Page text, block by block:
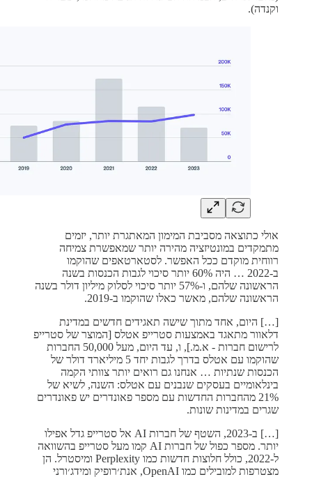
וקנדה).
אולי כתוצאה מסביבת המימון המאתגרת יותר, יזמים
מתמקדים במונטיזציה מהירה יותר שמאפשרת צמיחה
רווחית מוקדם ככל האפשר. לסטארטאפים שהוקמו
ב-2022 … היה 60% יותר סיכוי לגבות הכנסות בשנה
הראשונה שלהם, ו-57% יותר סיכוי לסלוק מיליון דולר בשנה
הראשונה שלהם, מאשר כאלו שהוקמו ב-2019.
[…] היום, אחד מתוך שישה תאגידים חדשים במדינת
דלאוור מתאגד באמצעות סטרייפ אטלס [המוצר של סטרייפ
לרישום חברות - א.מ.], ו, עד היום, מעל 50,000 החברות
שהוקמו עם אטלס בדרך לגבות יחד 5 מיליארד דולר של
הכנסות שנתיות … אנחנו גם רואים יותר צוותי הקמה
בינלאומיים בעסקים שנבנים עם אטלס: השנה, לשיא של
21% מהחברות החדשות עם מספר פאונדרים יש פאונדרים
שגרים במדינות שונות.
[…] ב-2023, השטף של חברות AI אל סטרייפ גדל אפילו
יותר. מספר כפול של חברות AI קמו מעל סטרייפ בהשוואה
ל-2022, כולל חלוצות חדשות כמו Perplexity ומיסטרל. הן
מצטרפות למובילים כמו OpenAI, אנת׳רופיק ומידג׳ורני